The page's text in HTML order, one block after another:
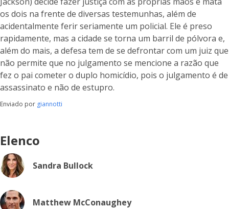
os dois na frente de diversas testemunhas, além de
acidentalmente ferir seriamente um policial. Ele é preso
rapidamente, mas a cidade se torna um barril de pólvora e,
além do mais, a defesa tem de se defrontar com um juiz que
não permite que no julgamento se mencione a razão que
fez o pai cometer o duplo homicídio, pois o julgamento é de
assassinato e não de estupro.
Enviado por giannotti
Elenco
Sandra Bullock
Matthew McConaughey